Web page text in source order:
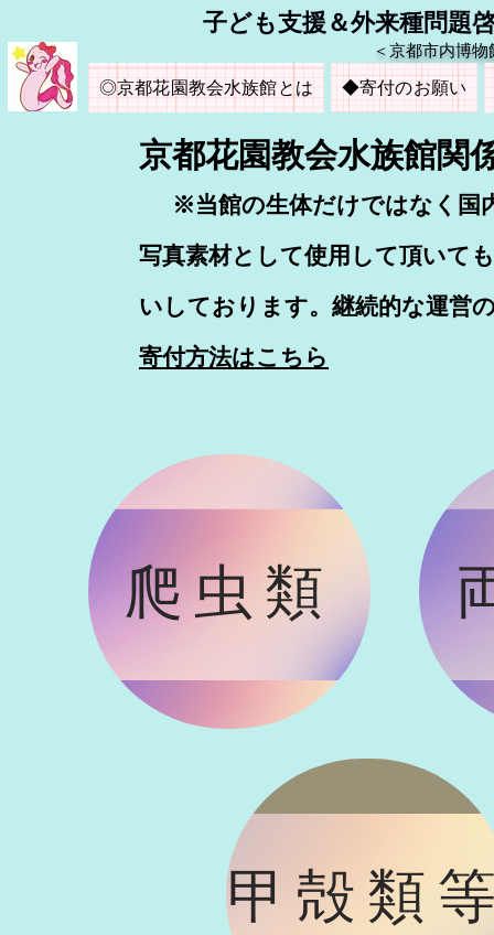
子ども支援＆外来種問題
＜京都市内博
◎京都花園教会水族館とは ◆寄付のお願い
京都花園教会水族館関
※当館の生体だけではなく国
写真素材として使用して頂いて
いしております。継続的な運
寄付方法はこちら
爬虫類
甲殻類